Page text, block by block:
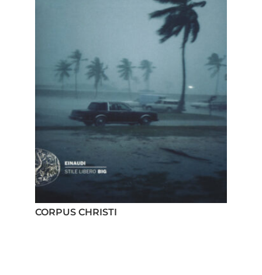
CORPUS CHRISTI